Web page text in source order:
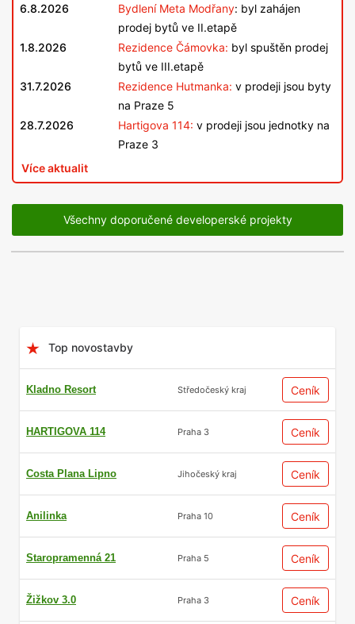
6.8.2026 Bydlení Meta Modřany: byl zahájen
prodej bytů ve II.etapě
1.8.2026
Rezidence Čámovka: byl spuštěn prodej
bytů ve III.etapě
31.7.2026
Rezidence Hutmanka: v prodeji jsou byty
na Praze 5
28.7.2026
Hartigova 114: v prodeji jsou jednotky na
Praze 3
Více aktualit
Všechny doporučené developerské projekty
Top novostavby
Kladno Resort Středočeský kraj Ceník
HARTIGOVA 114 Praha 3 Ceník
Costa Plana Lipno Jihočeský kraj Ceník
Anilinka Praha 10 Ceník
Staropramenná 21 Praha 5 Ceník
Žižkov 3.0 Praha 3 Ceník